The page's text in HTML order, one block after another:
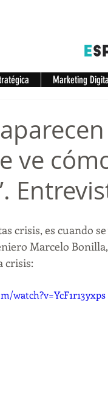
Marketing
ve
crisis, es cuando
Marcelo
crisis:
watch?v=YcF1r13yxps